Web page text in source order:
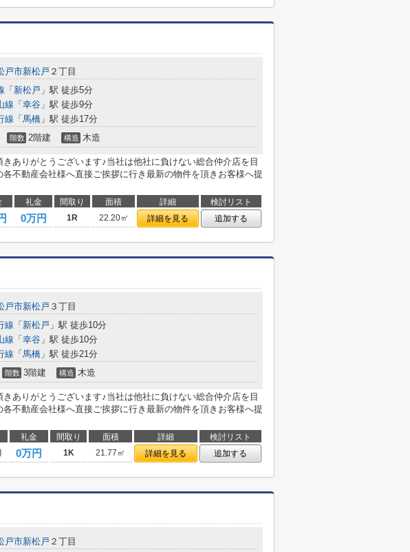
戸市新松戸 ２丁目
「 新松戸 」駅 徒歩5分
線 「 幸谷 」駅 徒歩9分
線 「 馬橋 」駅 徒歩17分
階数 2階建 構造 木造
きありがとうございます♪当社は他社に負けない総合仲介店を目
各不動産会社様へ直接ご挨拶に行き最新の物件を頂きお客様へ提
礼金 間取り 面積 詳細
検討リスト
0万円 1R 22.20㎡ 詳細を見る 追加する
戸市新松戸 ３丁目
線 「 新松戸 」駅 徒歩10分
線 「 幸谷 」駅 徒歩10分
線 「 馬橋 」駅 徒歩21分
階数 3階建 構造 木造
きありがとうございます♪当社は他社に負けない総合仲介店を目
各不動産会社様へ直接ご挨拶に行き最新の物件を頂きお客様へ提
礼金 間取り 面積 詳細
検討リスト
0万円 1K 21.77㎡ 詳細を見る 追加する
戸市新松戸 ２丁目